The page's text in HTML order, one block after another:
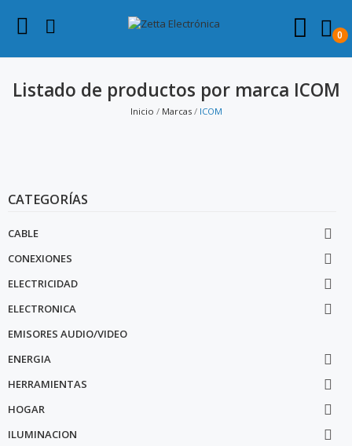
0
Listado de productos por marca ICOM
Inicio Marcas ICOM
CATEGORÍAS
CABLE 
CONEXIONES 
ELECTRICIDAD 
ELECTRONICA 
EMISORES AUDIO/VIDEO
ENERGIA

HERRAMIENTAS 
HOGAR 
ILUMINACION 